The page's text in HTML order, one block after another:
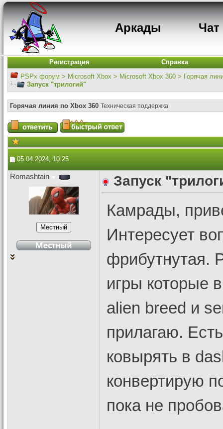
Аркады Чат
Регистрация
Справка
PSPx форум > Microsoft Xbox > Microsoft Xbox 360 > Горячая
Запуск "трилогий"
Горячая линия по Xbox 360 Техническая поддержка
05.04.2024, 10:25
Romashtain Запуск
Камрады,
Интересует
фрибутнутая.
игры которые
alien breed и
прилагаю.
ковырять в
конвертирую
пока не